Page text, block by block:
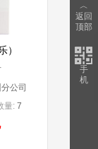
）
公司
量: 7
︿
返回
顶部
手
机